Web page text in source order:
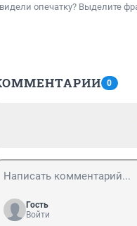
опечатку? Выделите
0
Гость
Войти